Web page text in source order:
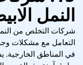
النمل
شركات التخلص من
التعامل مع مشكلات
في المناطق الخارجية.